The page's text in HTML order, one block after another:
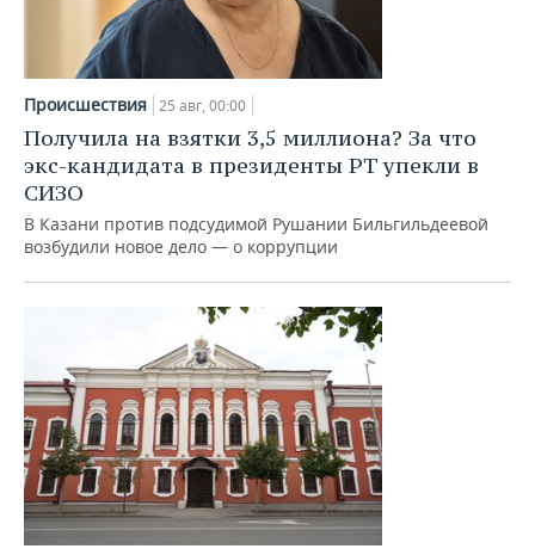
Происшествия 25 авг, 00:00
Получила на взятки 3,5 миллиона? За что
экс-кандидата в президенты РТ упекли в
СИЗО
В Казани против подсудимой Рушании Бильгильдеевой
возбудили новое дело — о коррупции